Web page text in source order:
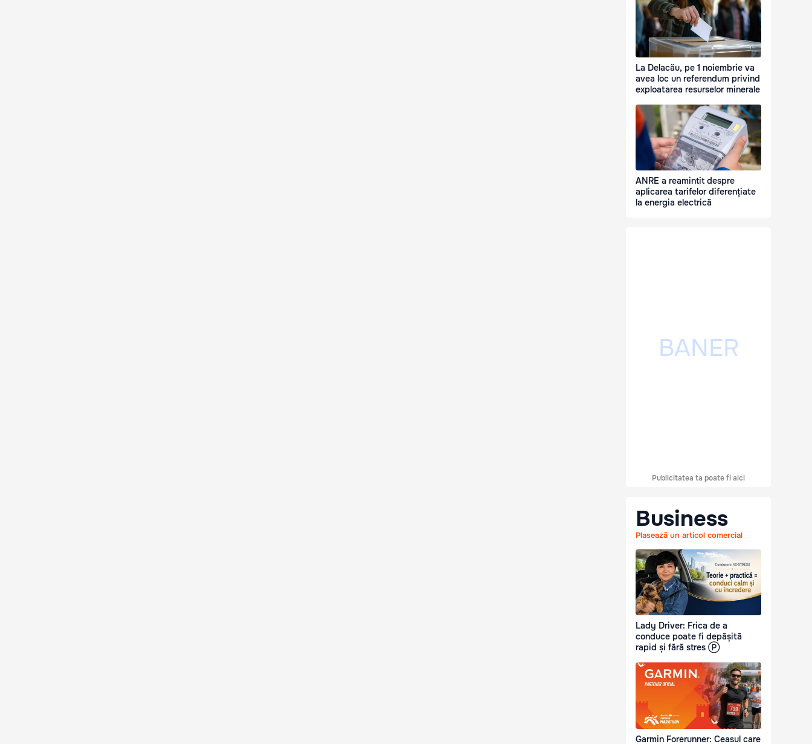
La Delacău, pe 1 noiembrie va
avea loc un referendum privind
exploatarea resurselor minerale
ANRE a reamintit despre
aplicarea tarifelor diferențiate
la energia electrică
Publicitatea ta poate fi aici
Business
Plasează un articol comercial
Lady Driver: Frica de a
conduce poate fi depășită
rapid și fără stres Ⓟ
Garmin Forerunner: Ceasul care